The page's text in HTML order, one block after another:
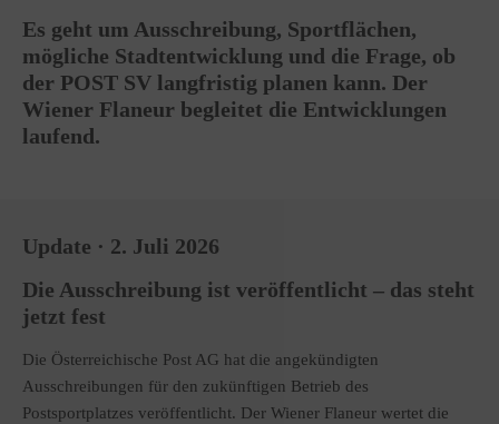
Es geht um Ausschreibung, Sportflächen,
mögliche Stadtentwicklung und die Frage, ob
der POST SV langfristig planen kann. Der
Wiener Flaneur begleitet die Entwicklungen
laufend.
Update · 2. Juli 2026
Die Ausschreibung ist veröffentlicht – das steht
jetzt fest
Die Österreichische Post AG hat die angekündigten
Ausschreibungen für den zukünftigen Betrieb des
Postsportplatzes veröffentlicht. Der Wiener Flaneur wertet die